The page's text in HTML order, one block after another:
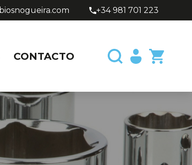
+34 981 701 223
CONTACTO